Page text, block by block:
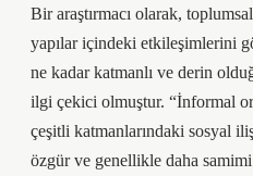
Bir araştırmacı olarak,
yapılar içindeki etkileşimlerini
ne kadar katmanlı ve derin
ilgi çekici olmuştur. “İnformal
çeşitli katmanlarındaki sosyal
özgür ve genellikle daha